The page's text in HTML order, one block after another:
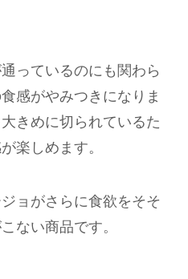
っているのにも関わら
感がやみつきになりま
きめに切られているた
楽しめます。
ョがさらに食欲をそそ
ない商品です。